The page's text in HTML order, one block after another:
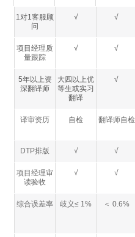
1对1客服顾
问
√ √
项目经理质
量跟踪
√ √
5年以上资
深翻译师
大四以上优
等生或实习
翻译
√
译审资历 自检 翻译师自检
DTP排版 √ √
项目经理审
读验收
√ √
综合误差率 歧义≤ 1% ＜ 0.6%